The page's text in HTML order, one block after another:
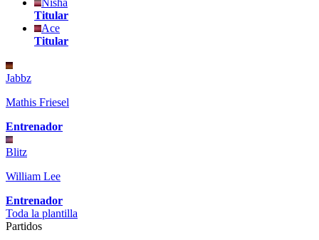
Titular
Ace
Titular
Jabbz
Mathis Friesel
Entrenador
Blitz
William Lee
Entrenador
Toda la plantilla
Partidos